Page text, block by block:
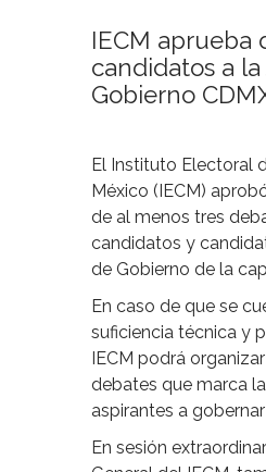
IECM aprueba
candidatos a
Gobierno
El Instituto Electoral
México (IECM)
de al menos tres
candidatos y
de Gobierno de la
En caso de que se
suficiencia técnica y
IECM podrá
debates que marca
aspirantes a
En sesión